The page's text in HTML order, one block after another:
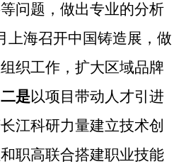
问题，做出专业的分析
上海召开中国铸造展，做
织工作，扩大区域品牌
二是以项目带动人才引进
江科研力量建立技术创
职高联合搭建职业技能